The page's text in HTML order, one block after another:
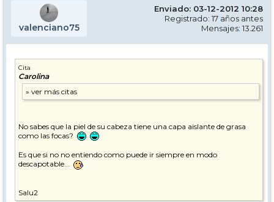
valenciano75
Enviado: 03-12-2012 10:28
Registrado: 17 años antes
Mensajes: 13.261
Cita
Carolina
No sabes que la piel de su cabeza tiene una capa aislante de grasa
como las focas?
Es que si no no entiendo como puede ir siempre en modo
descapotable...
Salu2